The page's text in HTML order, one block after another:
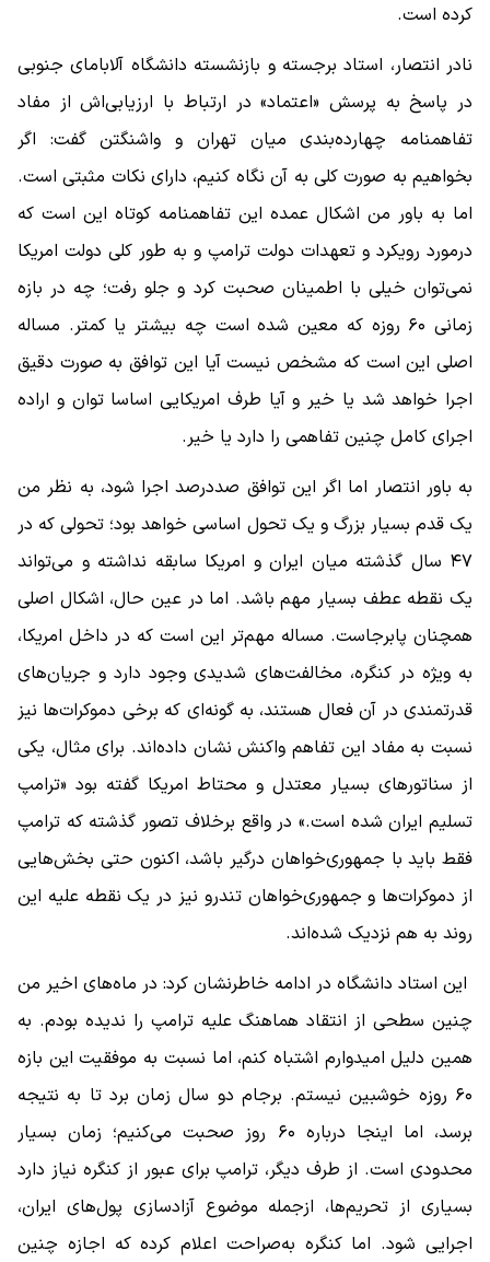
کرده است.
نادر انتصار، استاد برجسته و بازنشسته دانشگاه آلابامای جنوبی
در پاسخ به پرسش «اعتماد» در ارتباط با ارزیابی‌اش از مفاد
تفاهمنامه چهارده‌بندی میان تهران و واشنگتن گفت: اگر
بخواهیم به‌ صورت کلی به آن نگاه کنیم، دارای نکات مثبتی است.
اما به باور من اشکال عمده این تفاهمنامه کوتاه این است که
درمورد رویکرد و تعهدات دولت ترامپ و به ‌طور کلی دولت امریکا
نمی‌توان خیلی با اطمینان صحبت کرد و جلو رفت؛ چه در بازه
زمانی ۶۰ روزه که معین شده است چه بیشتر یا کمتر. مساله
اصلی این است که مشخص نیست آیا این توافق به ‌صورت دقیق
اجرا خواهد شد یا خیر و آیا طرف امریکایی اساسا توان و اراده
اجرای کامل چنین تفاهمی را دارد یا خیر.
به باور انتصار اما اگر این توافق صددرصد اجرا شود، به نظر من
یک قدم بسیار بزرگ و یک تحول اساسی خواهد بود؛ تحولی که در
۴۷ سال گذشته میان ایران و امریکا سابقه نداشته و می‌تواند
یک نقطه عطف بسیار مهم باشد. اما در عین حال، اشکال اصلی
همچنان پابرجاست. مساله مهم‌تر این است که در داخل امریکا،
به‌ ویژه در کنگره، مخالفت‌های شدیدی وجود دارد و جریان‌های
قدرتمندی در آن فعال هستند، به گونه‌ای که برخی دموکرات‌ها نیز
نسبت به مفاد این تفاهم واکنش نشان داده‌اند. برای مثال، یکی
از سناتورهای بسیار معتدل و محتاط امریکا گفته بود «ترامپ
تسلیم ایران شده است.» در واقع برخلاف تصور گذشته که ترامپ
فقط باید با جمهوری‌خواهان درگیر باشد، اکنون حتی بخش‌هایی
از دموکرات‌ها و جمهوری‌خواهان تندرو نیز در یک نقطه علیه این
روند به هم نزدیک شده‌اند.
این استاد دانشگاه در ادامه خاطرنشان کرد: در ماه‌های اخیر من
چنین سطحی از انتقاد هماهنگ علیه ترامپ را ندیده بودم. به
همین دلیل امیدوارم اشتباه کنم، اما نسبت به موفقیت این بازه
۶۰ روزه خوشبین نیستم. برجام دو سال زمان برد تا به نتیجه
برسد، اما اینجا درباره ۶۰ روز صحبت می‌کنیم؛ زمان بسیار
محدودی است. از طرف دیگر، ترامپ برای عبور از کنگره نیاز دارد
بسیاری از تحریم‌ها، ازجمله موضوع آزادسازی پول‌های ایران،
اجرایی شود. اما کنگره به‌صراحت اعلام کرده که اجازه چنین